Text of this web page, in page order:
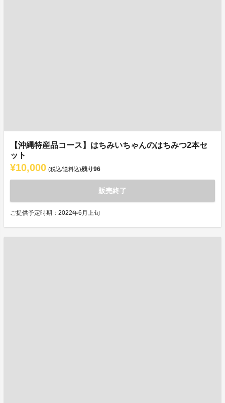
【沖縄特産品コース】はちみいちゃんのはちみつ2本セ
ット
¥10,000 (税込/送料込)残り96
販売終了
ご提供予定時期：2022年6月上旬